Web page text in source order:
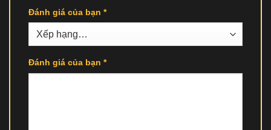
Đánh giá của bạn *
Đánh giá của bạn *